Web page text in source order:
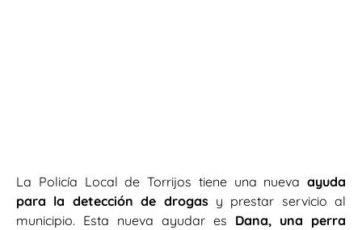
La Policía Local de Torrijos tiene una nueva ayuda
para la detección de drogasy prestar servicio al
municipio. Esta nueva ayudar es Dana, una perra